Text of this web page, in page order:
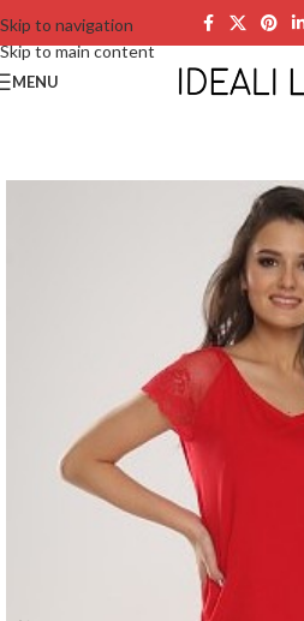
Skip to navigation
Skip to main content
MENU